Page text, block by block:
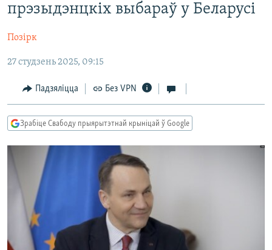
зьместу
Перайсьці
да
навігацыі
Перайсьці
пошуку
ПАЛІТЫКА
ЭКАНОМІКА
ВАЙНА
ПАЛІТВЯЗЬНІ
КУЛЬТУРА
КАЛЯНДАР
ГІСТОРЫЯ НА СВАБОДЗЕ
ПАДКАСТЫ
КНІГІ
PREMIUM
НА ХВАЛЯХ СВАБОДЫ
ПАДЗЯЛІЦЦА ІНФАРМАЦЫЯЙ
RSS
ПАДКАСТЫ
FACEBOOK
прэзыдэнцкіх выбараў у Беларусі
Позірк
27 студзень 2025, 09:15
Падзяліцца Без VPN
Зрабіце Свабоду прыярытэтнай крыніцай ў Google